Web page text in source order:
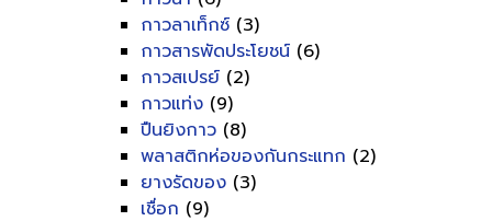
กาวลาเท็กซ์ (3)
กาวสารพัดประโยชน์ (6)
กาวสเปรย์ (2)
กาวแท่ง (9)
ปืนยิงกาว (8)
พลาสติกห่อของกันกระแทก (2)
ยางรัดของ (3)
เชื่อก (9)